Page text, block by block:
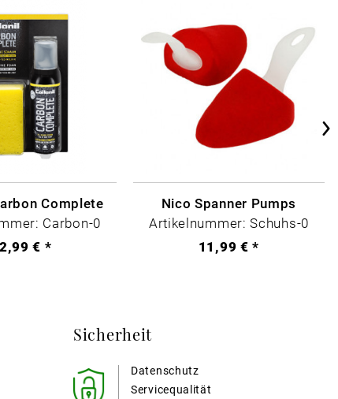
Complete
Carbon-0
€ *
Nico Spanner Pumps
Artikelnummer: Schuhs-0
11,99 € *
Sicherheit
Datenschutz
Servicequalität